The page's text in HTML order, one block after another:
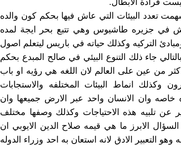
فرادة الابطال.
تعدد البيئات التي عاش فيها بحكم كون والده
في جزيره طاشيوس وهي تتبع بحر ايجة لمده
ومبادئ التركيه وكذلك حياته في باريس ليتعلم اصول
جاء ذلك التنوع البيئي في صالح المبدع بحكم
لاكثر من عين على العالم لان اللغه هي رؤيه او باب
وكذلك انماط البيئات المختلفه والاستجابات
خاصه وان الانسان واحد عبر الارض جميعها وان
عن تلبيه هذه الاحتياجات وكذلك وصفها مختلف
السؤال الابرز ما هي قيمه صلاح الدين الايوبي ان
التعبير الادق لانه استعان به احد وزراء الدوله